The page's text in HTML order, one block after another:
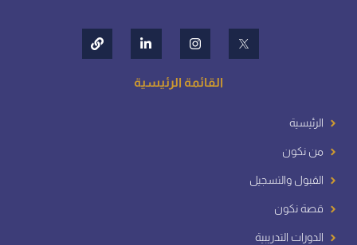
القائمة الرئيسية
الرئيسية
من نكون
القبول والتسجيل
قصة نكون
الدورات التدريبية